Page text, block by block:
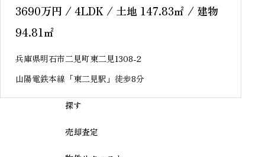
3690万円 / 4LDK / 土地 147.83㎡ / 建物
94.81㎡
兵庫県明石市二見町東二見1308-2
山陽電鉄本線「東二見駅」徒歩8分
探す
売却査定